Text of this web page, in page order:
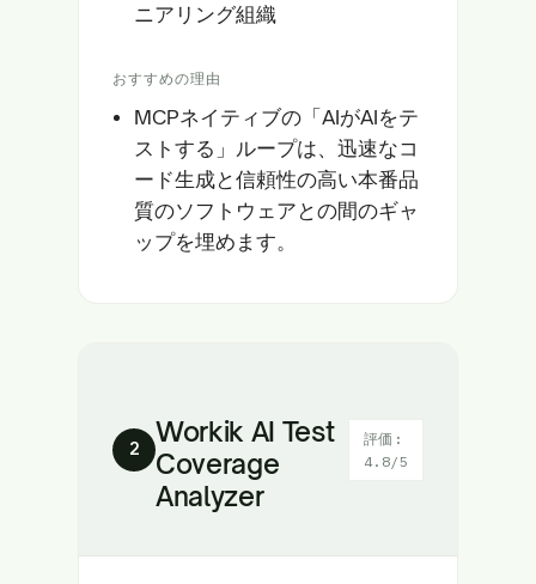
ニアリング組織
おすすめの理由
MCPネイティブの「AIがAIをテ
ストする」ループは、迅速なコ
ード生成と信頼性の高い本番品
質のソフトウェアとの間のギャ
ップを埋めます。
2
Workik AI Test
Coverage
Analyzer
評価:
4.8/5